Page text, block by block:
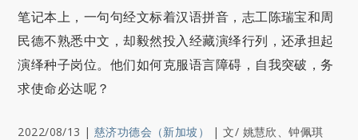
笔记本上，一句句经文标着汉语拼音，志工陈瑞宝和周
民德不熟悉中文，却毅然投入经藏演绎行列，还承担起
演绎种子岗位。他们如何克服语言障碍，自我突破，务
求使命必达呢？
2022/08/13 | 慈济功德会（新加坡） |文/ 姚慧欣、钟佩琪